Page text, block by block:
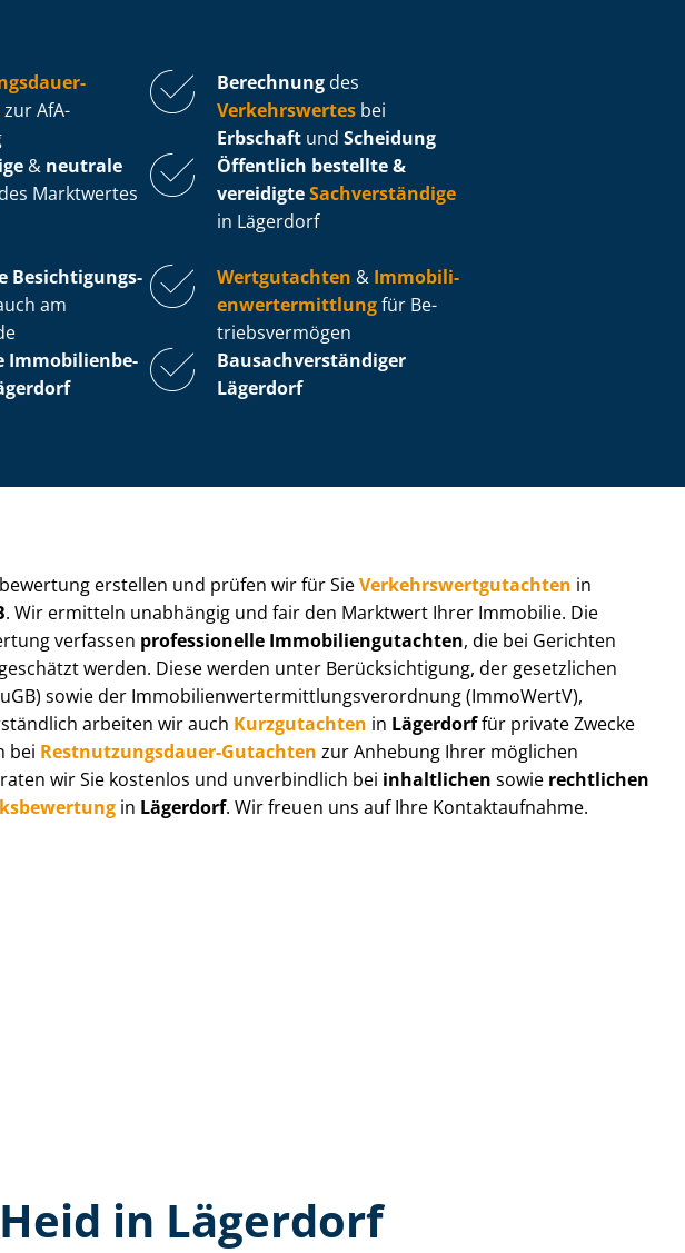
zur AfA-
Berechnung des
Verkehrswertes bei
Erbschaft und Scheidung
& neutrale
Marktwertes
Öffentlich bestellte &
vereidigteSachverständige
in Lägerdorf
Be­sich­ti­gungs­
am
Wertgutachten & Im­mo­bi­li­
en­wert­ermitt­lungfür Be­
triebs­ver­mö­gen
Im­mo­bi­li­en­be­
Bau­sach­ver­stän­di­ger
Lägerdorf
erstellen und prüfen wir für SieVer­kehrs­wert­gut­ach­ten in
. Wir ermitteln unabhängig und fair den Marktwert Ihrer Immobilie. Die
verfassen professionelle Im­mo­bi­li­en­gut­ach­ten, die bei Gerichten
werden. Diese werden unter Be­rück­sich­ti­gung, der gesetzlichen
sowie der Im­mo­bi­li­en­wert­ermitt­lungs­ver­ord­nung (ImmoWertV),
arbeiten wir auch Kurzgutachten in Lägerdorffür private Zwecke
bei Rest­nut­zungs­dau­er-Gutachten zur Anhebung Ihrer möglichen
wir Sie kostenlos und unverbindlich bei inhaltlichen sowie rechtlichen
in Lägerdorf. Wir freuen uns auf Ihre Kontaktaufnahme.
in Lägerdorf